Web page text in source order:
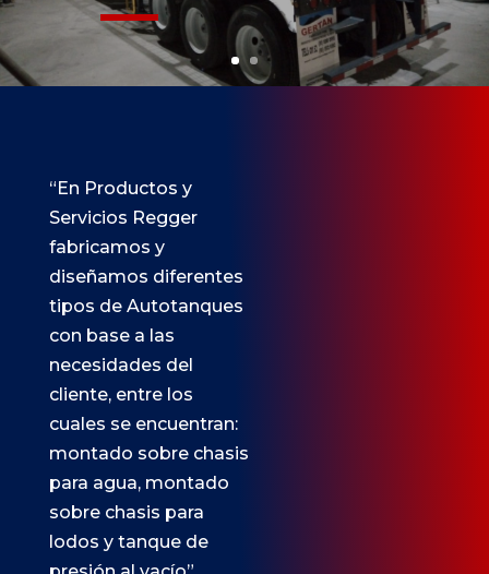
“En Productos y
Servicios Regger
fabricamos y
diseñamos diferentes
tipos de Autotanques
con base a las
necesidades del
cliente, entre los
cuales se encuentran:
montado sobre chasis
para agua, montado
sobre chasis para
lodos y tanque de